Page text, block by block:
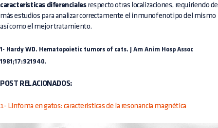
características diferencialesrespecto otras localizaciones, requiriendo de
más estudios para analizar correctamente el inmunofenotipo del mismo
así como el mejor tratamiento.
1- Hardy WD. Hematopoietic tumors of cats. J Am Anim Hosp Assoc
1981;17:921940.
POST RELACIONADOS:
1- Linfoma en gatos: características de la resonancia magnética